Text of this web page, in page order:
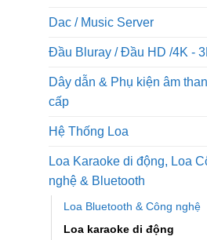
Dac / Music Server
Đầu Bluray / Đầu HD /4K -
Dây dẫn & Phụ kiện âm
cấp
Hệ Thống Loa
Loa Karaoke di động, Loa
nghệ & Bluetooth
Loa Bluetooth & Công nghệ
Loa karaoke di động